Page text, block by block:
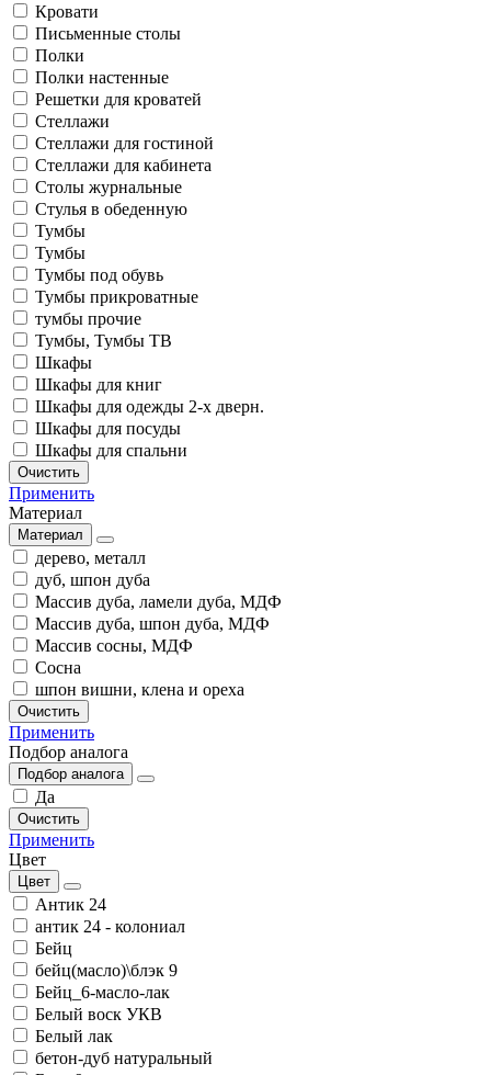
Кровати
Письменные столы
Полки
Полки настенные
Решетки для кроватей
Стеллажи
Стеллажи для гостиной
Стеллажи для кабинета
Столы журнальные
Стулья в обеденную
Тумбы
Тумбы
Тумбы под обувь
Тумбы прикроватные
тумбы прочие
Тумбы, Тумбы ТВ
Шкафы
Шкафы для книг
Шкафы для одежды 2-х дверн.
Шкафы для посуды
Шкафы для спальни
Очистить
Применить
Материал
Материал
дерево, металл
дуб, шпон дуба
Массив дуба, ламели дуба, МДФ
Массив дуба, шпон дуба, МДФ
Массив сосны, МДФ
Сосна
шпон вишни, клена и ореха
Очистить
Применить
Подбор аналога
Подбор аналога
Да
Очистить
Применить
Цвет
Цвет
Антик 24
антик 24 - колониал
Бейц
бейц(масло)\блэк 9
Бейц_6-масло-лак
Белый воск УКВ
Белый лак
бетон-дуб натуральный